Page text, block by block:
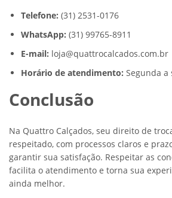
Telefone: (31) 2531-0176
WhatsApp: (31) 99765-8911
E-mail: loja@quattrocalcados.com.br
Horário de atendimento: Segunda a
Conclusão
Na Quattro Calçados, seu direito de
respeitado, com processos claros e
garantir sua satisfação. Respeitar as
facilita o atendimento e torna sua
ainda melhor.